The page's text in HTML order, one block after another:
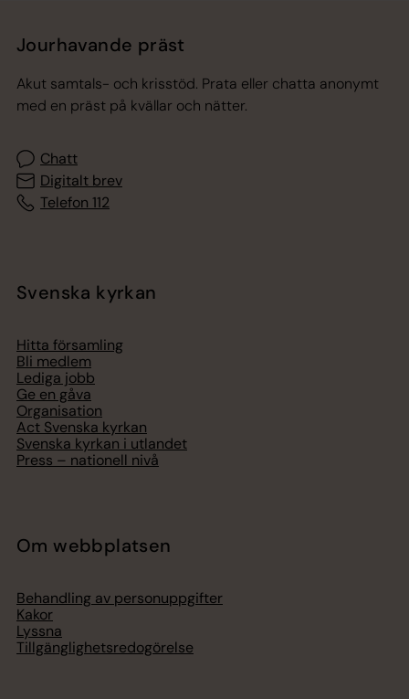
Jourhavande präst
Akut samtals- och krisstöd. Prata eller chatta anonymt
med en präst på kvällar och nätter.
Chatt
Digitalt brev
Telefon 112
Svenska kyrkan
Hitta församling
Bli medlem
Lediga jobb
Ge en gåva
Organisation
Act Svenska kyrkan
Svenska kyrkan i utlandet
Press – nationell nivå
Om webbplatsen
Behandling av personuppgifter
Kakor
Lyssna
Tillgänglighetsredogörelse